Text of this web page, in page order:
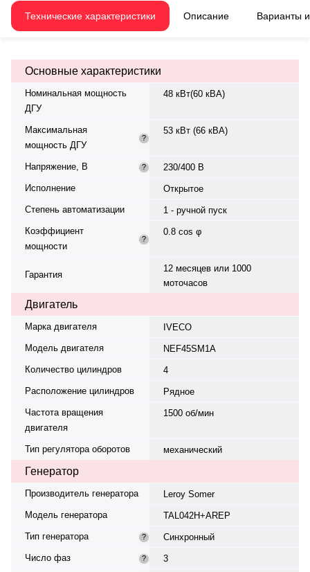
оборотов. Система охлаждения
— жидкостная. Частота
230/400 В, 50 Гц, класс изоляции
H. Расход топлива: 10,3 л/ч при
Время автономной работы при
75% мощности — 21 ч. Уровень
кг, габариты: 2190×1110×1320 мм.
Производство: Польша, гарантия
моточасов.
Технические характеристики Описание Варианты
Основные характеристики
Номинальная мощность
ДГУ
48 кВт(60 кВА)
Максимальная
мощность ДГУ
?
53 кВт (66 кВА)
Напряжение, В ?
230/400 В
Исполнение
Открытое
Степень автоматизации
1 - ручной пуск
Коэффициент
мощности
?
0.8 cos φ
Гарантия
12 месяцев или 1000
моточасов
Двигатель
Марка двигателя
IVECO
Модель двигателя
NEF45SM1A
Количество цилиндров
4
Расположение цилиндров
Рядное
Частота вращения
двигателя
1500 об/мин
Тип регулятора оборотов механический
Генератор
Производитель генератора
Leroy Somer
Модель генератора
TAL042H+AREP
Тип генератора
?
Синхронный
Число фаз
?
3